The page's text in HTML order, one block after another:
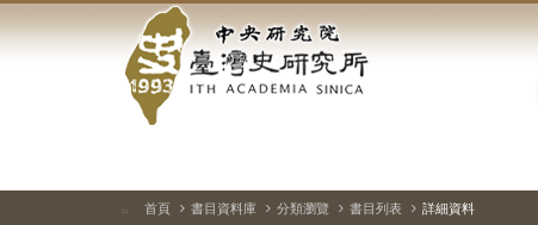
到
中
央
研
院-
::: 首頁 書目資料庫 分類瀏覽 書目列表 詳細資料